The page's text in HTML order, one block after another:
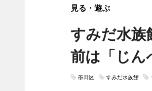
見る・遊ぶ
すみだ水
前は「じん
墨田区 すみだ水族館